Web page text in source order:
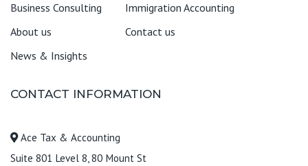
Business Consulting
Immigration Accounting
About us
Contact us
News & Insights
CONTACT INFORMATION
Ace Tax & Accounting
Suite 801 Level 8, 80 Mount St